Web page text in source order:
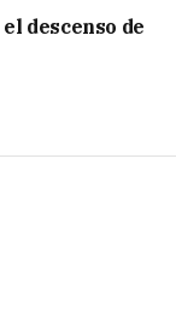
descenso de